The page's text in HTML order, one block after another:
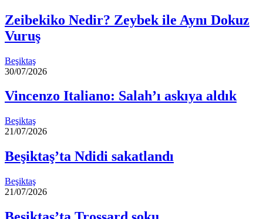
Zeibekiko Nedir? Zeybek ile Aynı Dokuz
Vuruş
Beşiktaş
30/07/2026
Vincenzo Italiano: Salah’ı askıya aldık
Beşiktaş
21/07/2026
Beşiktaş’ta Ndidi sakatlandı
Beşiktaş
21/07/2026